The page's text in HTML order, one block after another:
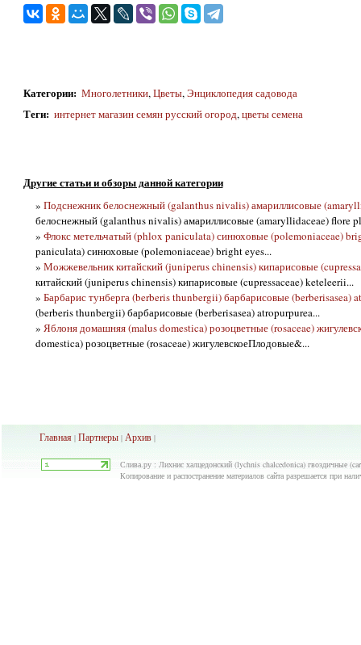
Категории: Многолетники,Цветы,Энциклопедия садовода
Теги: интернет магазин семян русский огород,цветы семена
Другие статьи и обзоры данной категории
» Подснежник белоснежный (galanthus nivalis) амариллисовые
белоснежный (galanthus nivalis) амариллисовые (amaryllidaceae) flore
» Флокс метельчатый (phlox paniculata) синюховые (polemoniaceae)
paniculata) синюховые (polemoniaceae) bright eyes...
» Можжевельник китайский (juniperus chinensis) кипарисовые
китайский (juniperus chinensis) кипарисовые (cupressaceae) keteleerii...
» Барбарис тунберга (berberis thunbergii) барбарисовые (berberisasea)
(berberis thunbergii) барбарисовые (berberisasea) atropurpurea...
» Яблоня домашняя (malus domestica) розоцветные (rosaceae)
domestica) розоцветные (rosaceae) жигулевскоеПлодовые&...
Главная| Партнеры| Архив|
Слива.ру : Лихнис халцедонский (lychnis chalcedonica) гвоздичные
Копирование и распостранение материалов сайта разрешается при